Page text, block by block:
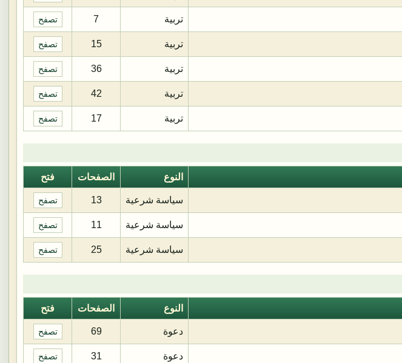
تربية 7 تصفح
تربية 15 تصفح
تربية 36 تصفح
تربية 42 تصفح
تربية 17 تصفح
النوع الصفحات فتح
سياسة شرعية 13 تصفح
سياسة شرعية 11 تصفح
سياسة شرعية 25 تصفح
النوع الصفحات فتح
دعوة 69 تصفح
دعوة 31 تصفح